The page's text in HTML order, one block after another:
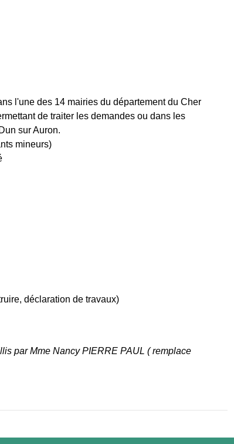
l'une des 14 mairies du département du Cher
de traiter les demandes ou dans les
sur Auron.
mineurs)
déclaration de travaux)
par Mme Nancy PIERRE PAUL ( remplace